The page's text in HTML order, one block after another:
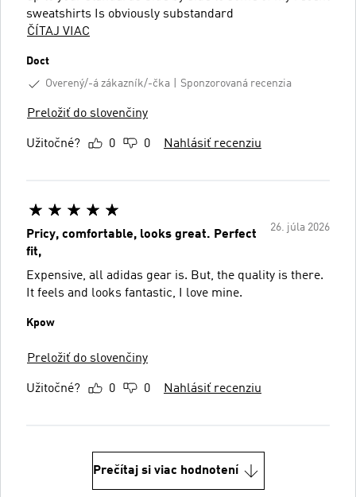
sweatshirts Is obviously substandard
ČÍTAJ VIAC
Doct
Overený/-á zákazník/-čka
Sponzorovaná recenzia
Preložiť do slovenčiny
Užitočné? 0 0 Nahlásiť recenziu
26. júla 2026
Pricy, comfortable, looks great. Perfect
fit,
Expensive, all adidas gear is. But, the quality is there.
It feels and looks fantastic, I love mine.
Kpow
Preložiť do slovenčiny
Užitočné? 0 0 Nahlásiť recenziu
Prečítaj si viac hodnotení